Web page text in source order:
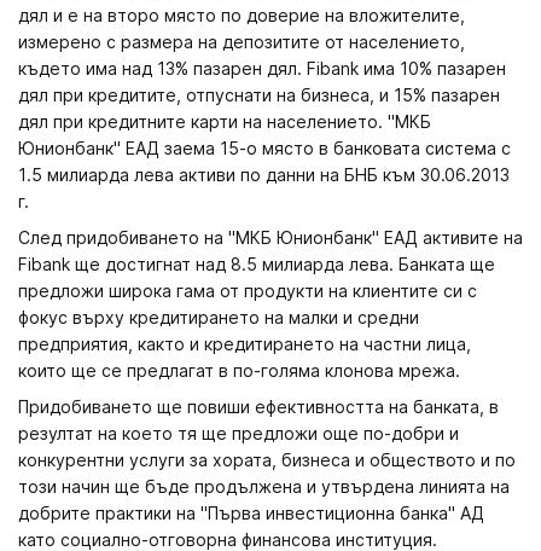
дял и е на второ място по доверие на вложителите,
измерено с размера на депозитите от населението,
където има над 13% пазарен дял. Fibank има 10% пазарен
дял при кредитите, отпуснати на бизнеса, и 15% пазарен
дял при кредитните карти на населението. "МКБ
Юнионбанк" ЕАД заема 15-о място в банковата система с
1.5 милиарда лева активи по данни на БНБ към 30.06.2013
г.
След придобиването на "МКБ Юнионбанк" ЕАД активите на
Fibank ще достигнат над 8.5 милиарда лева. Банката ще
предложи широка гама от продукти на клиентите си с
фокус върху кредитирането на малки и средни
предприятия, както и кредитирането на частни лица,
които ще се предлагат в по-голяма клонова мрежа.
Придобиването ще повиши ефективността на банката, в
резултат на което тя ще предложи още по-добри и
конкурентни услуги за хората, бизнеса и обществото и по
този начин ще бъде продължена и утвърдена линията на
добрите практики на "Първа инвестиционна банка" АД
като социално-отговорна финансова институция.